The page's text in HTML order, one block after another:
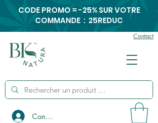
Contact
Connexion
CODE PROMO = -25% SUR VOTRE
COMMANDE : 25REDUC